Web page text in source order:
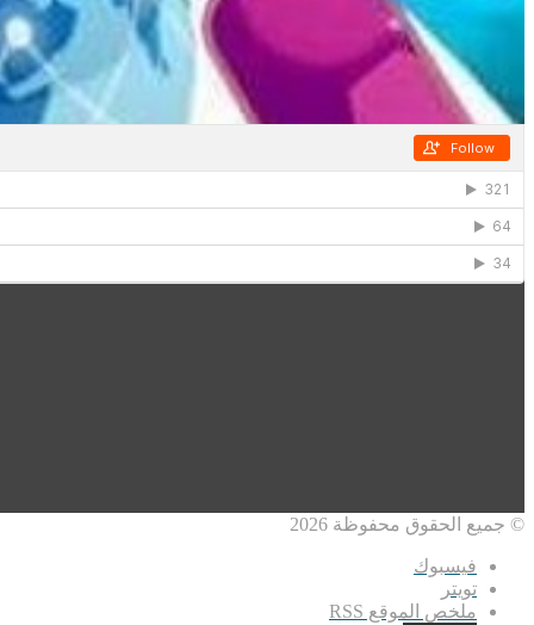
© جميع الحقوق محفوظة 2026
فيسبوك
تويتر
ملخص الموقع RSS